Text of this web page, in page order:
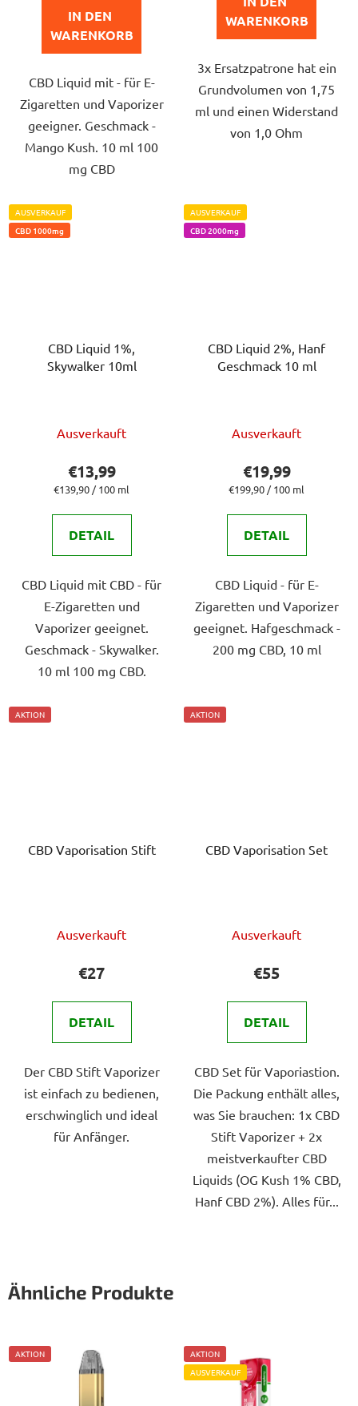
von
5
Sternen.
IN DEN
WARENKORB
CBD Liquid mit - für E-
Zigaretten und Vaporizer
geeigner. Geschmack -
Mango Kush. 10 ml 100
mg CBD
WARENKORB
3x Ersatzpatrone hat ein
Grundvolumen von 1,75
ml und einen Widerstand
von 1,0 Ohm
AUSVERKAUF
CBD 1000mg
CBD Liquid 1%,
Skywalker 10ml
durchschnittliche
ist
Ausverkauft
€13,99
Verkaufspreis:
€139,90 / 100 ml
DETAIL
CBD Liquid mit CBD - für
E-Zigaretten und
Vaporizer geeignet.
Geschmack - Skywalker.
10 ml 100 mg CBD.
AUSVERKAUF
CBD 2000mg
CBD Liquid 2%, Hanf
Geschmack 10 ml
ist
Ausverkauft
€19,99
Verkaufspreis:
€199,90 / 100 ml
DETAIL
CBD Liquid - für E-
Zigaretten und Vaporizer
geeignet. Hafgeschmack -
200 mg CBD, 10 ml
AKTION
CBD Vaporisation Stift
durchschnittliche
Produktbewertung
5,0
von
Sternen.
Ausverkauft
€27
DETAIL
Der CBD Stift Vaporizer
ist einfach zu bedienen,
erschwinglich und ideal
für Anfänger.
AKTION
CBD Vaporisation Set
5,0
von
Sternen.
Ausverkauft
€55
DETAIL
CBD Set für Vaporiastion.
Die Packung enthält alles,
was Sie brauchen: 1x CBD
Stift Vaporizer + 2x
meistverkaufter CBD
Liquids (OG Kush 1% CBD,
Hanf CBD 2%). Alles für...
Ähnliche Produkte
AKTION
AKTION
AUSVERKAUF